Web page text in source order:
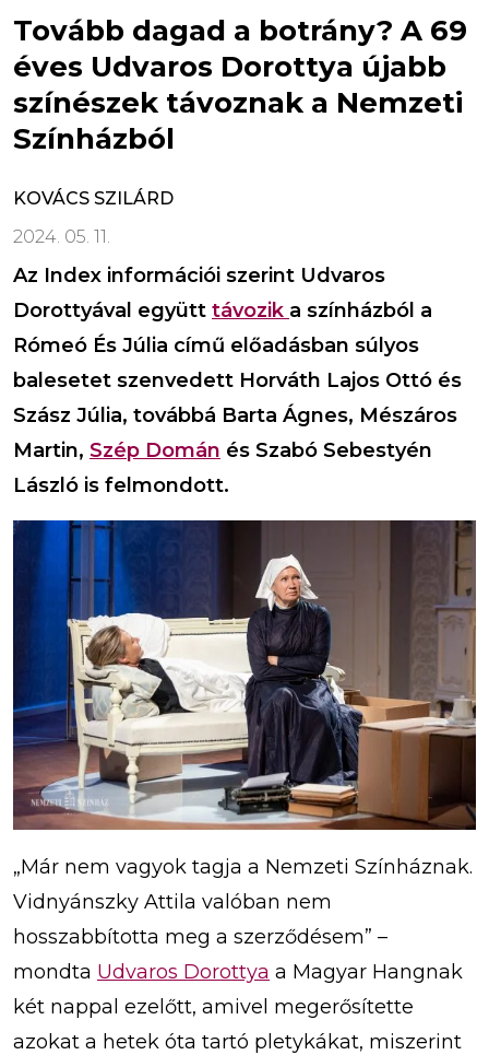
Tovább dagad a botrány? A 69
éves Udvaros Dorottya újabb
színészek távoznak a Nemzeti
Színházból
KOVÁCS SZILÁRD
2024. 05. 11.
Az Index információi szerint Udvaros
Dorottyával együtt távozik a színházból a
Rómeó És Júlia című előadásban súlyos
balesetet szenvedett Horváth Lajos Ottó és
Szász Júlia, továbbá Barta Ágnes, Mészáros
Martin, Szép Domán és Szabó Sebestyén
László is felmondott.
„Már nem vagyok tagja a Nemzeti Színháznak.
Vidnyánszky Attila valóban nem
hosszabbította meg a szerződésem” –
mondta Udvaros Dorottya a Magyar Hangnak
két nappal ezelőtt, amivel megerősítette
azokat a hetek óta tartó pletykákat, miszerint